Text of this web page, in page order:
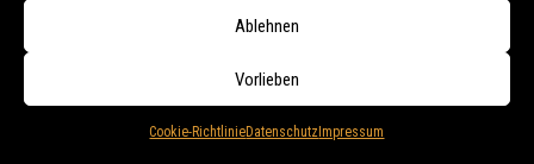
Ablehnen
Vorlieben
Cookie-RichtlinieDatenschutz Impressum